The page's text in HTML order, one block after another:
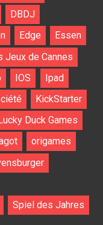
DBDJ
Edge
Essen
Jeux de Cannes
IOS
Ipad
KickStarter
Duck Games
origames
Spiel des Jahres